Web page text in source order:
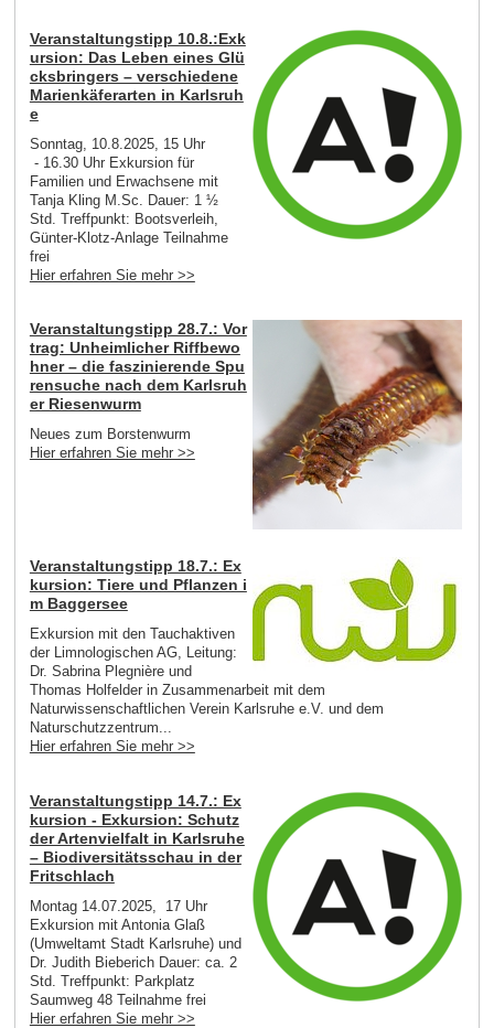
Veranstaltungstipp 10.8.:Exk
ursion: Das Leben eines Glü
cksbringers – verschiedene
Marienkäferarten in Karlsruh
e
Sonntag, 10.8.2025, 15 Uhr
- 16.30 Uhr Exkursion für
Familien und Erwachsene mit
Tanja Kling M.Sc. Dauer: 1 ½
Std. Treffpunkt: Bootsverleih,
Günter-Klotz-Anlage Teilnahme
frei
Hier erfahren Sie mehr >>
Veranstaltungstipp 28.7.: Vor
trag: Unheimlicher Riffbewo
hner – die faszinierende Spu
rensuche nach dem Karlsruh
er Riesenwurm
Neues zum Borstenwurm
Hier erfahren Sie mehr >>
Veranstaltungstipp 18.7.: Ex
kursion: Tiere und Pflanzen i
m Baggersee
Exkursion mit den Tauchaktiven
der Limnologischen AG, Leitung:
Dr. Sabrina Plegnière und
Thomas Holfelder in Zusammenarbeit mit dem
Naturwissenschaftlichen Verein Karlsruhe e.V. und dem
Naturschutzzentrum...
Hier erfahren Sie mehr >>
Veranstaltungstipp 14.7.: Ex
kursion - Exkursion: Schutz
der Artenvielfalt in Karlsruhe
– Biodiversitätsschau in der
Fritschlach
Montag 14.07.2025, 17 Uhr
Exkursion mit Antonia Glaß
(Umweltamt Stadt Karlsruhe) und
Dr. Judith Bieberich Dauer: ca. 2
Std. Treffpunkt: Parkplatz
Saumweg 48 Teilnahme frei
Hier erfahren Sie mehr >>